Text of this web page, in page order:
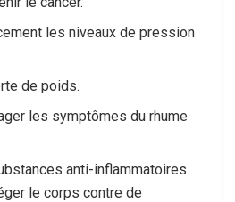
les niveaux de pression
de poids.
les symptômes du rhume
anti-inflammatoires
le corps contre de